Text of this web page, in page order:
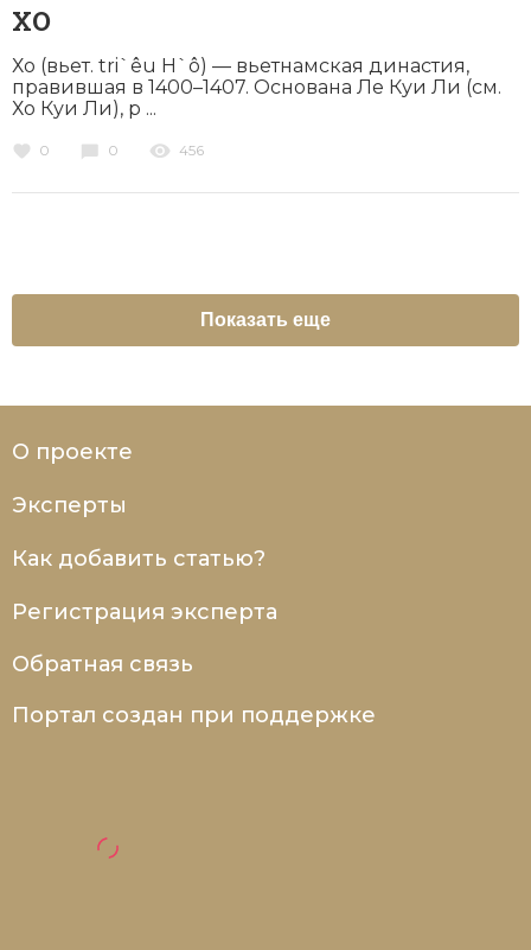
ХО
Хо (вьет. tri`êu H`ô) — вьетнамская династия,
правившая в 1400–1407. Основана Ле Куи Ли (см.
Хо Куи Ли), р ...
0 0 456
Показать еще
О проекте
Эксперты
Как добавить статью?
Регистрация эксперта
Обратная связь
Портал создан при поддержке